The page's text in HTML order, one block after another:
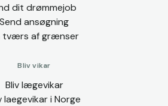
dit drømmejob
Send ansøgning
tværs af grænser
Bliv vikar
Bliv lægevikar
laegevikar i Norge